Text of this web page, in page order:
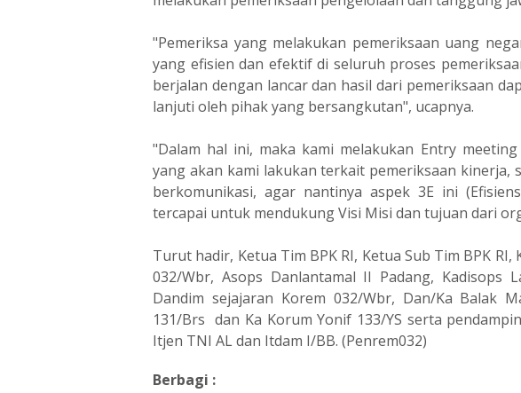
"Pemeriksa yang melakukan pemeriksaan uang
yang efisien dan efektif di seluruh proses
berjalan dengan lancar dan hasil dari pemeriksaan
lanjuti oleh pihak yang bersangkutan", ucapnya.
"Dalam hal ini, maka kami melakukan Entry
yang akan kami lakukan terkait pemeriksaan kinerja,
berkomunikasi, agar nantinya aspek 3E ini
tercapai untuk mendukung Visi Misi dan tujuan dari
Turut hadir, Ketua Tim BPK RI, Ketua Sub Tim BPK RI,
032/Wbr, Asops Danlantamal II Padang, Kadisops
Dandim sejajaran Korem 032/Wbr, Dan/Ka Balak
131/Brs dan Ka Korum Yonif 133/YS serta
Itjen TNI AL dan Itdam I/BB. (Penrem032)
Berbagi :